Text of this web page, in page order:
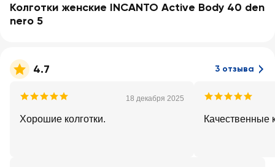
Колготки женские INCANTO Active Body 40 den
nero 5
4.7 3 отзыва
18 декабря 2025
Хорошие колготки. Качественные